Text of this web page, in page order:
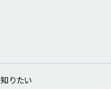
りたい